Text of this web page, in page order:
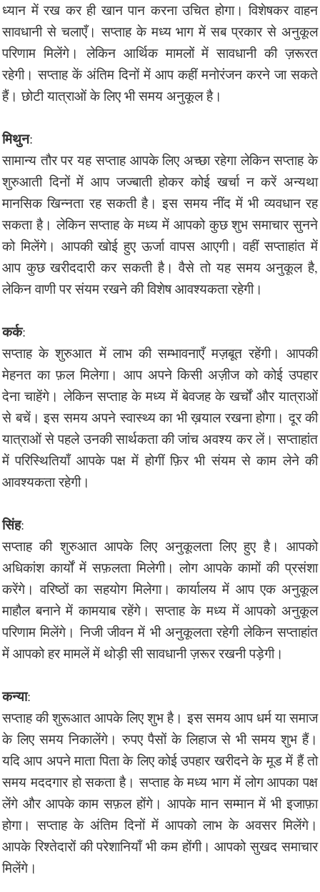
ध्यान में रख कर ही खान पान करना उचित होगा। विशेषकर वाहन
सावधानी से चलाएँ। सप्ताह के मध्य भाग में सब प्रकार से अनुकूल
परिणाम मिलेंगे। लेकिन आर्थिक मामलों में सावधानी की ज़रूरत
रहेगी। सप्ताह कें अंतिम दिनों में आप कहीं मनोरंजन करने जा सकते
हैं। छोटी यात्राओं के लिए भी समय अनुकूल है।
मिथुन:
सामान्य तौर पर यह सप्ताह आपके लिए अच्छा रहेगा लेकिन सप्ताह के
शुरुआती दिनों में आप जज्बाती होकर कोई खर्चा न करें अन्यथा
मानसिक खिन्नता रह सकती है। इस समय नींद में भी व्यवधान रह
सकता है। लेकिन सप्ताह के मध्य में आपको कुछ शुभ समाचार सुनने
को मिलेंगे। आपकी खोई हुए ऊर्जा वापस आएगी। वहीं सप्ताहांत में
आप कुछ खरीददारी कर सकती है। वैसे तो यह समय अनुकूल है,
लेकिन वाणी पर संयम रखने की विशेष आवश्यकता रहेगी।
कर्क:
सप्ताह के शुरुआत में लाभ की सम्भावनाएँ मज़बूत रहेंगी। आपकी
मेहनत का फ़ल मिलेगा। आप अपने किसी अज़ीज को कोई उपहार
देना चाहेंगे। लेकिन सप्ताह के मध्य में बेवजह के खर्चों और यात्राओं
से बचें। इस समय अपने स्वास्थ्य का भी ख़याल रखना होगा। दूर की
यात्राओं से पहले उनकी सार्थकता की जांच अवश्य कर लें। सप्ताहांत
में परिस्थितियाँ आपके पक्ष में होगीं फ़िर भी संयम से काम लेने की
आवश्यकता रहेगी।
सिंह:
सप्ताह की शुरुआत आपके लिए अनुकूलता लिए हुए है। आपको
अधिकांश कार्यों में सफ़लता मिलेगी। लोग आपके कामों की प्रसंशा
करेंगे। वरिष्ठों का सहयोग मिलेगा। कार्यालय में आप एक अनुकूल
माहौल बनाने में कामयाब रहेंगे। सप्ताह के मध्य में आपको अनुकूल
परिणाम मिलेंगे। निजी जीवन में भी अनुकूलता रहेगी लेकिन सप्ताहांत
में आपको हर मामलें में थोड़ी सी सावधानी ज़रूर रखनी पड़ेगी।
कन्या:
सप्ताह की शुरूआत आपके लिए शुभ है। इस समय आप धर्म या समाज
के लिए समय निकालेंगे। रुपए पैसों के लिहाज से भी समय शुभ हैं।
यदि आप अपने माता पिता के लिए कोई उपहार खरीदने के मूड में हैं तो
समय मददगार हो सकता है। सप्ताह के मध्य भाग में लोग आपका पक्ष
लेंगे और आपके काम सफ़ल होंगे। आपके मान सम्मान में भी इजाफ़ा
होगा। सप्ताह के अंतिम दिनों में आपको लाभ के अवसर मिलेंगे।
आपके रिश्तेदारों की परेशानियाँ भी कम होंगी। आपको सुखद समाचार
मिलेंगे।